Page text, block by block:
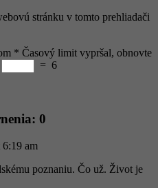
stránku v tomto prehliadači
* Časový limit vypršal, obnovte
= 6
0
6:19 am
poznaniu. Čo už. Život je